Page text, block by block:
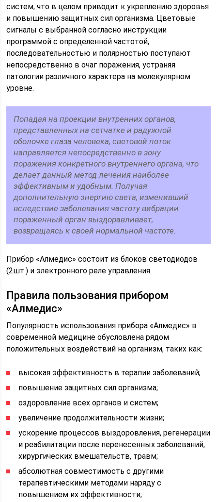
систем, что в целом приводит к укреплению здоровья
и повышению защитных сил организма. Цветовые
сигналы с выбранной согласно инструкции
программой с определенной частотой,
последовательностью и полярностью поступают
непосредственно в очаг поражения, устраняя
патологии различного характера на молекулярном
уровне.
Попадая на проекции внутренних органов,
представленных на сетчатке и радужной
оболочке глаза человека, световой поток
направляется непосредственно в зону
поражения конкретного внутреннего органа, что
делает данный метод лечения наиболее
эффективным и удобным. Получая
дополнительную энергию света, изменивший
вследствие заболевания частоту вибрации
пораженный орган выздоравливает,
возвращаясь к своей нормальной частоте.
Прибор «Алмедис» состоит из блоков светодиодов
(2шт.) и электронного реле управления.
Правила пользования прибором
«Алмедис»
Популярность использования прибора «Алмедис» в
современной медицине обусловлена рядом
положительных воздействий на организм, таких как:
высокая эффективность в терапии заболеваний;
повышение защитных сил организма;
оздоровление всех органов и систем;
увеличение продолжительности жизни;
ускорение процессов выздоровления, регенерации
и реабилитации после перенесенных заболеваний,
хирургических вмешательств, травм;
абсолютная совместимость с другими
терапевтическими методами наряду с
повышением их эффективности;